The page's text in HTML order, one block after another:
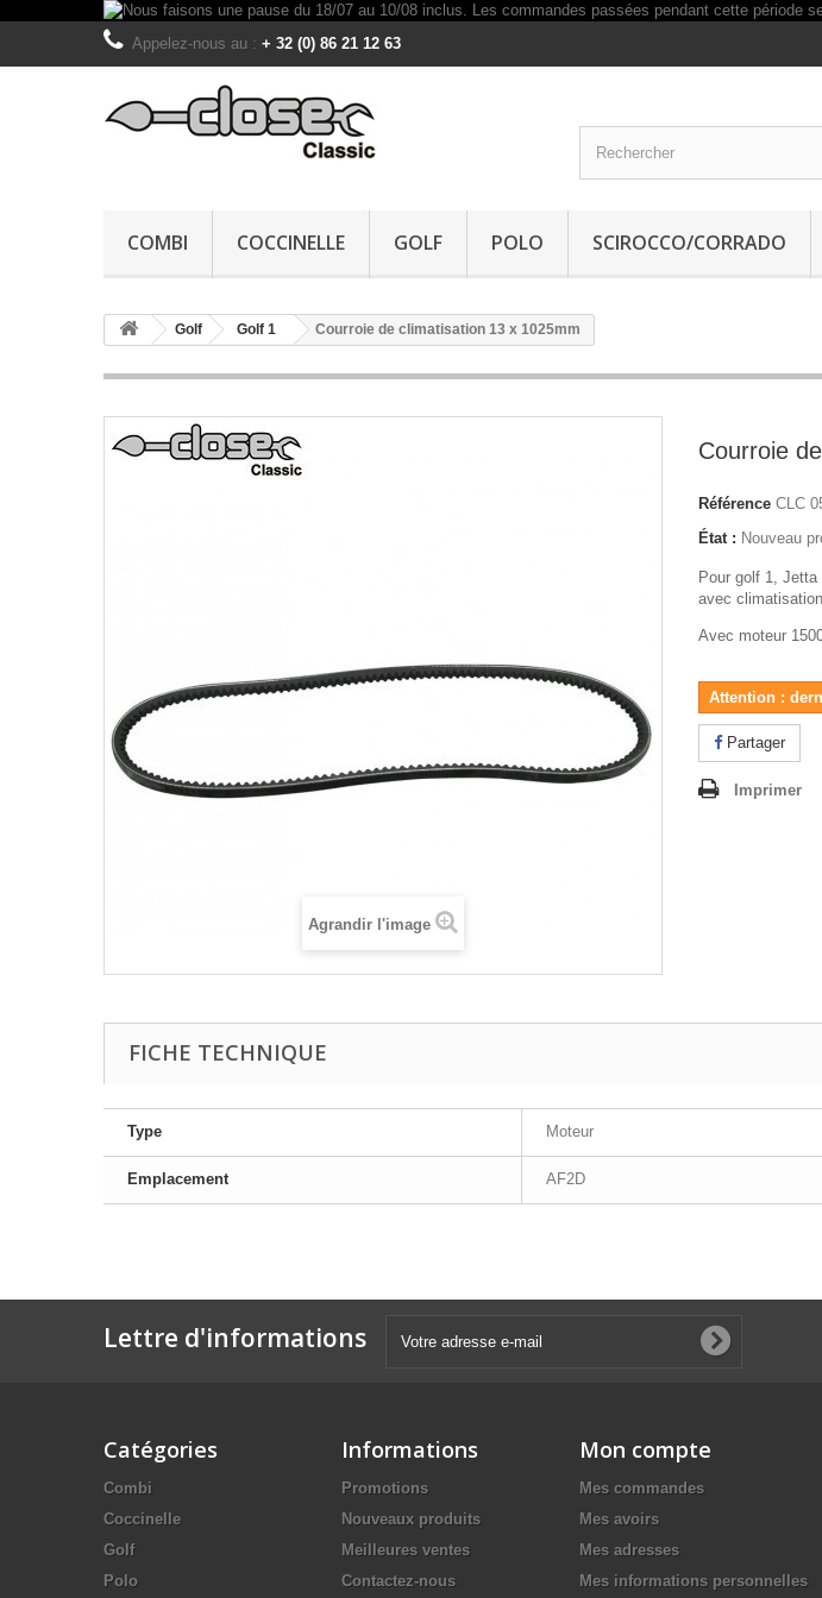
Appelez-nous au : + 32 (0) 86 21 12 63
COMBI COCCINELLE GOLF POLO SCIROCCO/CORRADO
Golf Golf 1 Courroie de climatisation 13 x 1025mm
Agrandir l'image
Courroie
Référence CLC
État : Nouveau
Pour golf 1,
avec
Avec moteur
Attention :
Partager
Imprimer
FICHE TECHNIQUE
Type Moteur
Emplacement AF2D
Lettre d'informations
Catégories
Combi
Coccinelle
Golf
Polo
Informations
Promotions
Nouveaux produits
Meilleures ventes
Contactez-nous
Mon compte
Mes commandes
Mes avoirs
Mes adresses
Mes informations personnelles